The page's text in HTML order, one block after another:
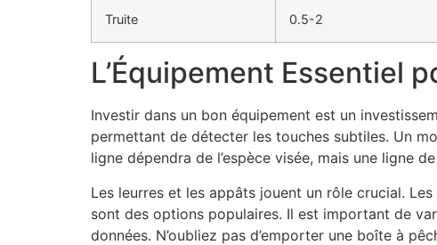
Truite 0.5-2
L’Équipement Essentiel
Investir dans un bon équipement est un
permettant de détecter les touches subtiles. Un
ligne dépendra de l’espèce visée, mais une ligne
Les leurres et les appâts jouent un rôle crucial.
sont des options populaires. Il est important de
données. N’oubliez pas d’emporter une boîte à